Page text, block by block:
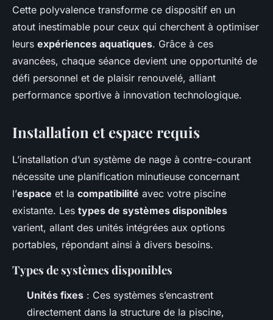
Cette polyvalence transforme ce dispositif en un
atout inestimable pour ceux qui cherchent à optimiser
leurs expériences aquatiques. Grâce à ces
avancées, chaque séance devient une opportunité de
défi personnel et de plaisir renouvelé, alliant
performance sportive à innovation technologique.
Installation et espace requis
L’installation d’un système de nage à contre-courant
nécessite une planification minutieuse concernant
l’espace et la compatibilité avec votre piscine
existante. Les types de systèmes disponibles
varient, allant des unités intégrées aux options
portables, répondant ainsi à divers besoins.
Types de systèmes disponibles
Unités fixes : Ces systèmes s’encastrent
directement dans la structure de la piscine,